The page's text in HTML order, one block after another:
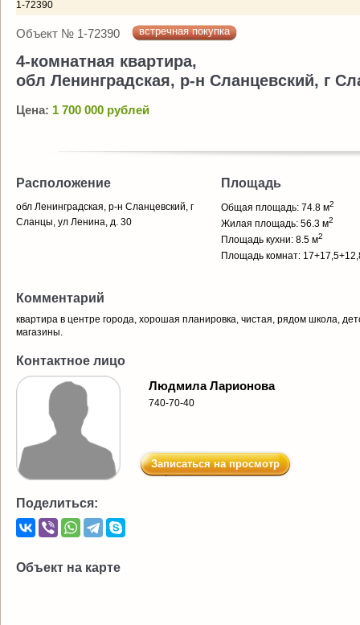
1-72390
Объект № 1-72390 встречная покупка
4-комнатная квартира,
обл Ленинградская, р-н Сланцевский, г
Цена: 1 700 000 рублей
Расположение
обл Ленинградская, р-н Сланцевский, г
Сланцы, ул Ленина, д. 30
Площадь
Общая площадь: 74.8 м2
Жилая площадь: 56.3 м2
Площадь кухни: 8.5 м2
Площадь комнат:
Комментарий
квартира в центре города, хорошая планировка, чистая, рядом школа,
магазины.
Контактное лицо
Людмила Ларионова
740-70-40
Записаться на просмотр
Поделиться:
Объект на карте